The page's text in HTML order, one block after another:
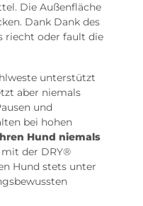
Die Außenfläche
Dank Dank des
riecht oder fault die
unterstützt
aber niemals
und
bei hohen
Hund niemals
der DRY®
Hund stets unter